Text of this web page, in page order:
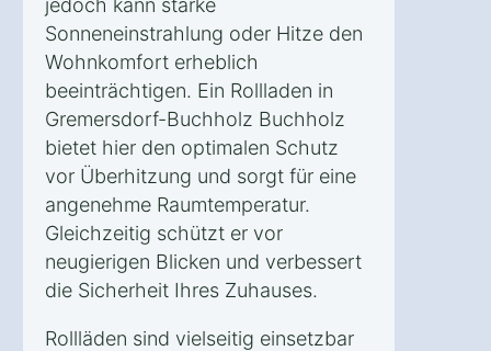
jedoch kann starke
Sonneneinstrahlung oder Hitze den
Wohnkomfort erheblich
beeinträchtigen. Ein Rollladen in
Gremersdorf-Buchholz Buchholz
bietet hier den optimalen Schutz
vor Überhitzung und sorgt für eine
angenehme Raumtemperatur.
Gleichzeitig schützt er vor
neugierigen Blicken und verbessert
die Sicherheit Ihres Zuhauses.
Rollläden sind vielseitig einsetzbar